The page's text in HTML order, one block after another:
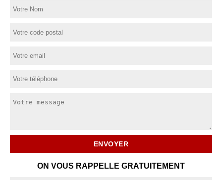
ON VOUS RAPPELLE GRATUITEMENT